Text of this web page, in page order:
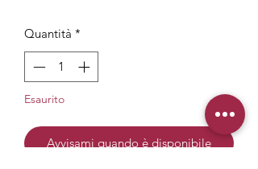
Quantità *
Esaurito
Avvisami quando è disponibile